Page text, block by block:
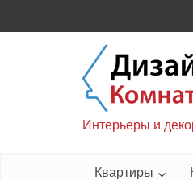
Интерьеры и
Квартиры